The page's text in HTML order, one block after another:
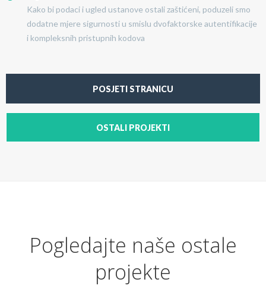
Kako bi podaci i ugled ustanove ostali zaštićeni, poduzeli smo
dodatne mjere sigurnosti u smislu dvofaktorske autentifikacije
i kompleksnih pristupnih kodova
POSJETI STRANICU
OSTALI PROJEKTI
Pogledajte naše ostale
projekte